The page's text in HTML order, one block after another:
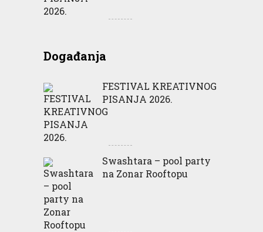
Događanja
FESTIVAL KREATIVNOG
PISANJA 2026.
Swashtara – pool party
na Zonar Rooftopu